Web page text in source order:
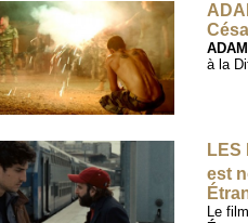
à la
LES
est
Le